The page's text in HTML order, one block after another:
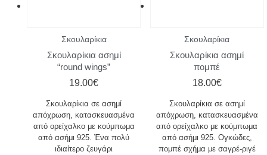
Σκουλαρίκια
Σκουλαρίκια ασημί
“round wings”
19.00€
Σκουλαρίκια σε ασημί
απόχρωση, κατασκευασμένα
από ορείχαλκο με κούμπωμα
από ασήμι 925. Ένα πολύ
ιδιαίτερο ζευγάρι
Σκουλαρίκια
Σκουλαρίκια ασημί
πομπέ
18.00€
Σκουλαρίκια σε ασημί
απόχρωση, κατασκευασμένα
από ορείχαλκο με κούμπωμα
από ασήμι 925. Ογκώδες,
πομπέ σχήμα με σαγρέ-ριγέ